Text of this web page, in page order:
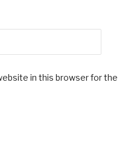
in this browser for the